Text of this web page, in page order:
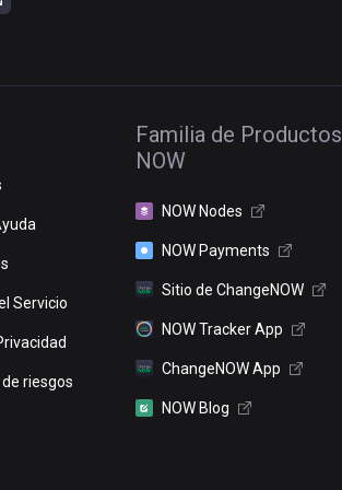
Servicio
riesgos
Familia de Productos
NOW
NOW Nodes
NOW Payments
Sitio de ChangeNOW
NOW Tracker App
ChangeNOW App
NOW Blog